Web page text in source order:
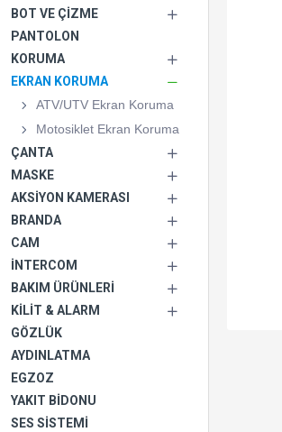
BOT VE ÇIZME
PANTOLON
KORUMA
EKRAN KORUMA
ATV/UTV Ekran Koruma
Motosiklet Ekran Koruma
ÇANTA
MASKE
AKSIYON KAMERASI
BRANDA
CAM
İNTERCOM
BAKIM ÜRÜNLERI
KILIT & ALARM
GÖZLÜK
AYDINLATMA
EGZOZ
YAKIT BIDONU
SES SISTEMI